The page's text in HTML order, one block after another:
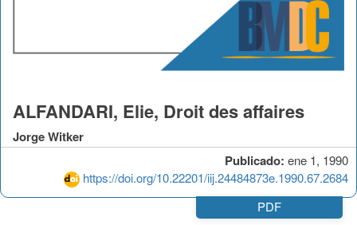
Publicado: ene 1, 1990
https://doi.org/10.22201/iij.24484873e.1990.67.2684
ALFANDARI, Elie, Droit des affaires
Jorge Witker
PDF